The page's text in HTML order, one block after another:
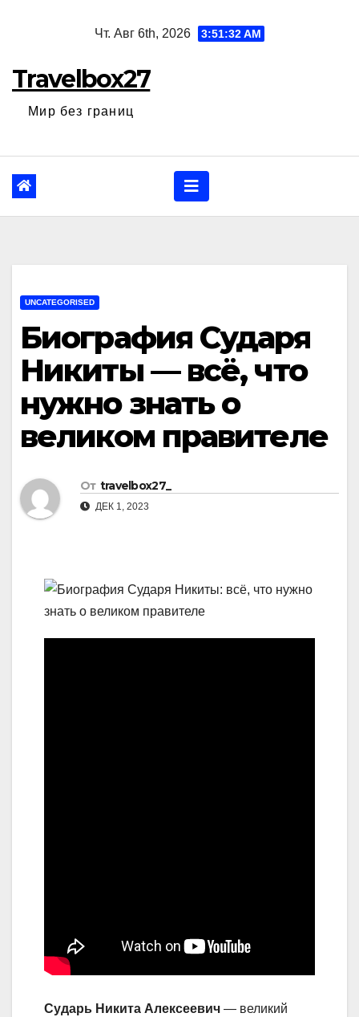
Чт. Авг 6th, 2026 3:51:33 AM
Travelbox27
Мир без границ
UNCATEGORISED
Биография Сударя
Никиты — всё, что
нужно знать о
великом правителе
От travelbox27_
ДЕК 1, 2023
Сударь Никита Алексеевич — великий